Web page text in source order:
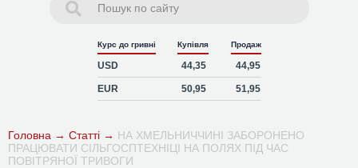
Курс до гривні Купівля Продаж
USD 44,35 44,95
EUR 50,95 51,95
Головна → Статті → НА ХМЕЛЬНИЧЧИНІ ЗАБОРОНЕНО
ПРАЦЮВАТИ СІЛЬГОСПТЕХНІЦІ НА ПОЛЯХ ПІД ЧАС
ПОВІТРЯНОЇ ТРИВОГИ